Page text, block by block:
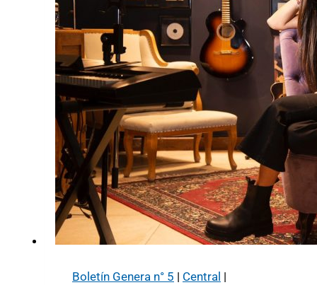
Boletín Genera n° 5 | Central |